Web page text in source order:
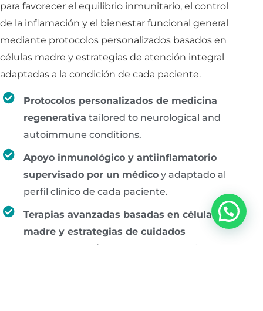
para favorecer el equilibrio inmunitario, el control
de la inflamación y el bienestar funcional general
mediante protocolos personalizados basados ​​en
células madre y estrategias de atención integral
adaptadas a la condición de cada paciente.
Protocolos personalizados de medicina
regenerativa tailored to neurological and
autoimmune conditions.
Apoyo inmunológico y antiinflamatorio
supervisado por un médico y adaptado al
perfil clínico de cada paciente.
Terapias avanzadas basadas en células
madre y estrategias de cuidados
complementarios
centradas en el bienestar